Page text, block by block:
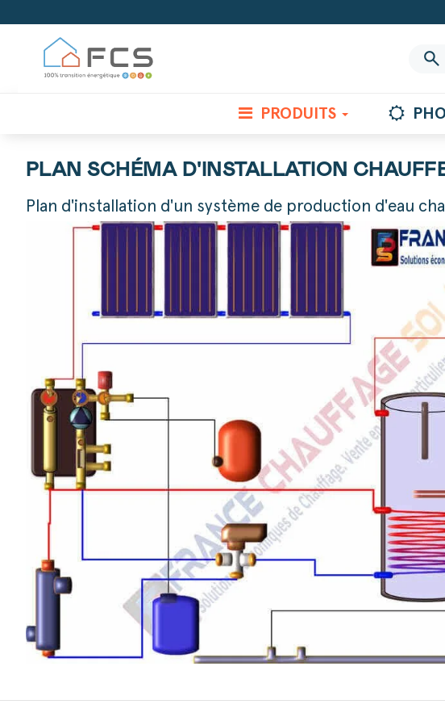
search
PRODUITS
PLAN SCHÉMA D'INSTALLATION
Plan d'installation d'un système de production d'eau